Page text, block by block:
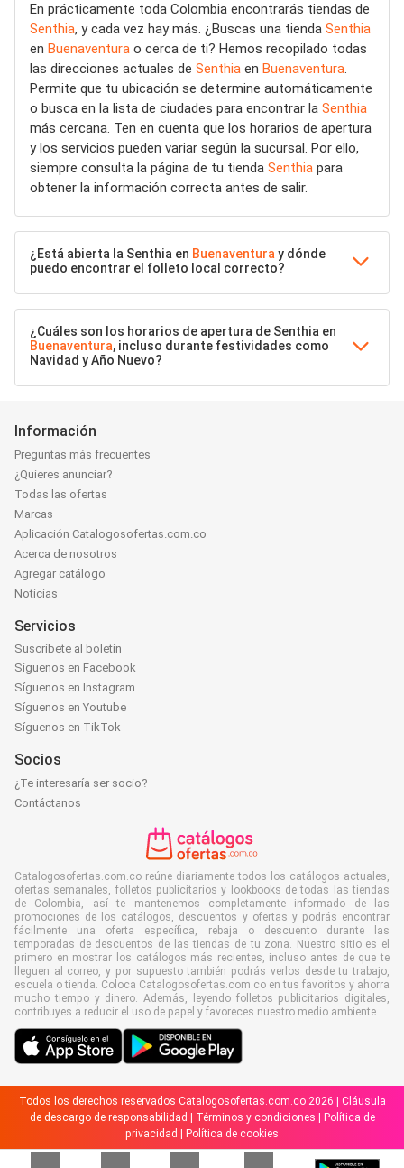
En prácticamente toda Colombia encontrarás tiendas de
Senthia, y cada vez hay más. ¿Buscas una tienda Senthia
en Buenaventura o cerca de ti? Hemos recopilado todas
las direcciones actuales de Senthia en Buenaventura.
Permite que tu ubicación se determine automáticamente
o busca en la lista de ciudades para encontrar la Senthia
más cercana. Ten en cuenta que los horarios de apertura
y los servicios pueden variar según la sucursal. Por ello,
siempre consulta la página de tu tienda Senthia para
obtener la información correcta antes de salir.
¿Está abierta la Senthia en Buenaventura y dónde
puedo encontrar el folleto local correcto?
¿Cuáles son los horarios de apertura de Senthia en
Buenaventura, incluso durante festividades como
Navidad y Año Nuevo?
Información
Preguntas más frecuentes
¿Quieres anunciar?
Todas las ofertas
Marcas
Aplicación Catalogosofertas.com.co
Acerca de nosotros
Agregar catálogo
Noticias
Servicios
Suscríbete al boletín
Síguenos en Facebook
Síguenos en Instagram
Síguenos en Youtube
Síguenos en TikTok
Socios
¿Te interesaría ser socio?
Contáctanos
Catalogosofertas.com.co reúne diariamente todos los catálogos actuales,
ofertas semanales, folletos publicitarios y lookbooks de todas las tiendas
de Colombia, así te mantenemos completamente informado de las
promociones de los catálogos, descuentos y ofertas y podrás encontrar
fácilmente una oferta específica, rebaja o descuento durante las
temporadas de descuentos de las tiendas de tu zona. Nuestro sitio es el
primero en mostrar los catálogos más recientes, incluso antes de que te
lleguen al correo, y por supuesto también podrás verlos desde tu trabajo,
escuela o tienda. Coloca Catalogosofertas.com.co en tus favoritos y ahorra
mucho tiempo y dinero. Además, leyendo folletos publicitarios digitales,
contribuyes a reducir el uso de papel y favoreces nuestro medio ambiente.
Todos los derechos reservados Catalogosofertas.com.co 2026 | Cláusula
de descargo de responsabilidad
Términos y condiciones
Política de
privacidad
Política de cookies